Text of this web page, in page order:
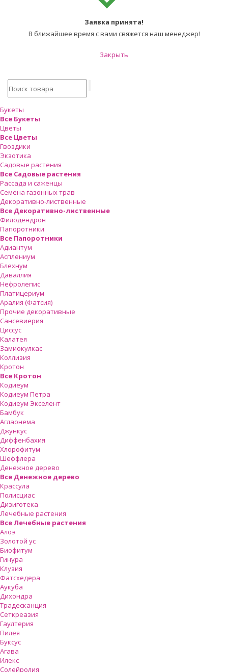
Заявка принята!
В ближайшее время с вами свяжется наш менеджер!
Закрыть
Букеты
Все Букеты
Цветы
Все Цветы
Гвоздики
Экзотика
Садовые растения
Все Садовые растения
Рассада и саженцы
Семена газонных трав
Декоративно-лиственные
Все Декоративно-лиственные
Филодендрон
Папоротники
Все Папоротники
Адиантум
Асплениум
Блехнум
Даваллия
Нефролепис
Платицериум
Аралия (Фатсия)
Прочие декоративные
Сансевиерия
Циссус
Калатея
Замиокулкас
Коллизия
Кротон
Все Кротон
Кодиеум
Кодиеум Петра
Кодиеум Экселент
Бамбук
Аглаонема
Джункус
Диффенбахия
Хлорофитум
Шеффлера
Денежное дерево
Все Денежное дерево
Крассула
Полисциас
Дизиготека
Лечебные растения
Все Лечебные растения
Алоэ
Золотой ус
Биофитум
Гинура
Клузия
Фатсхедера
Аукуба
Дихондра
Традесканция
Сеткреазия
Гаултерия
Пилея
Буксус
Агава
Илекс
Солейролия